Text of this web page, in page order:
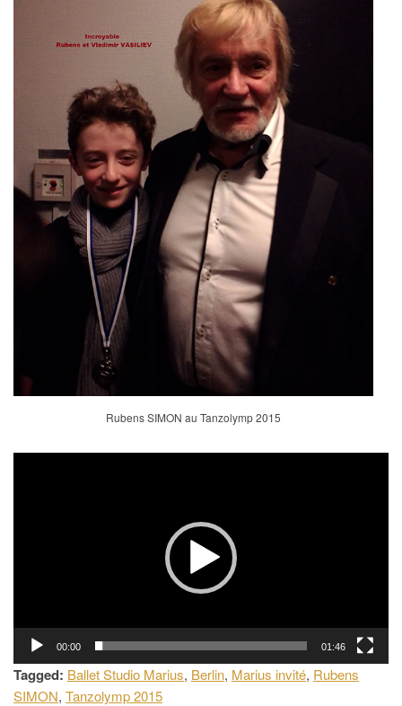
Rubens SIMON au Tanzolymp 2015
00:00 01:46
Tagged: Ballet Studio Marius, Berlin, Marius invité, Rubens
SIMON, Tanzolymp 2015